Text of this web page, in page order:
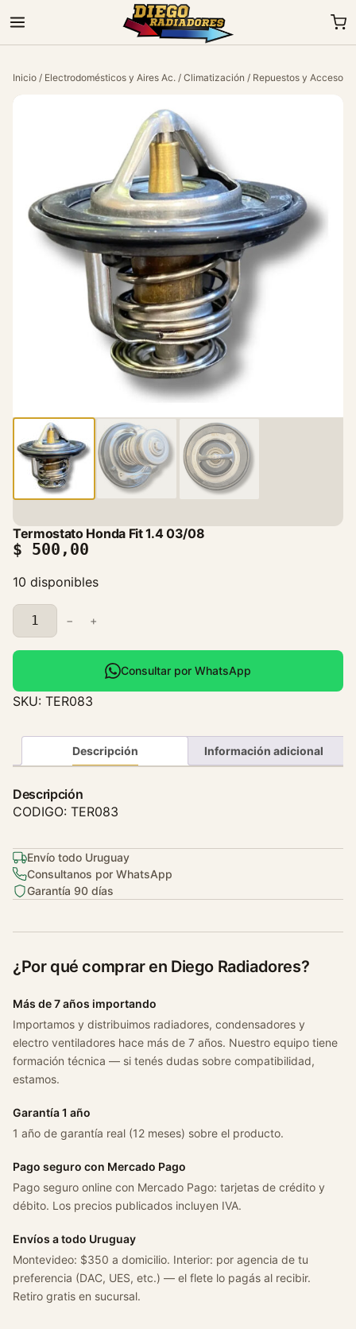
Inicio / Electrodomésticos y Aires Ac. / Climatización / Repuestos y
Termostato Honda Fit 1.4 03/08
$ 500,00
10 disponibles
T
e
r
o
s
t
H
o
d
a
F
t
.
0
3
/
0
c
a
t
i
d
d
− +
Consultar por WhatsApp
SKU: TER083
Descripción Información adicional
Descripción
CODIGO: TER083
Envío todo Uruguay
Consultanos por WhatsApp
Garantía 90 días
¿Por qué comprar en Diego Radiadores?
Más de 7 años importando
Importamos y distribuimos radiadores, condensadores y
electro ventiladores hace más de 7 años. Nuestro equipo tiene
formación técnica — si tenés dudas sobre compatibilidad,
estamos.
Garantía 1 año
1 año de garantía real (12 meses) sobre el producto.
Pago seguro con Mercado Pago
Pago seguro online con Mercado Pago: tarjetas de crédito y
débito. Los precios publicados incluyen IVA.
Envíos a todo Uruguay
Montevideo: $350 a domicilio. Interior: por agencia de tu
preferencia (DAC, UES, etc.) — el flete lo pagás al recibir.
Retiro gratis en sucursal.